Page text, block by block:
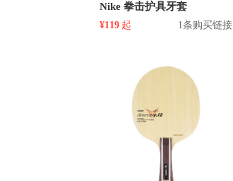
Nike 拳击护具牙套
¥119 起 1条购买链接